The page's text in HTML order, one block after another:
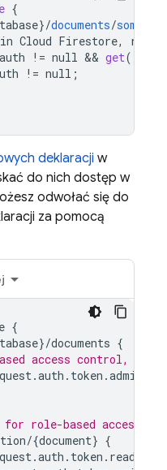
{
}/documents/
in Cloud Firestore,
reads
auth != null && get(
!= null ;
deklaracji w
do nich dostęp w
odwołać się do
za pomocą
{
}/documents {
access control,
.auth . token .admin
role-based access,
/{document} {
.auth . token . reader